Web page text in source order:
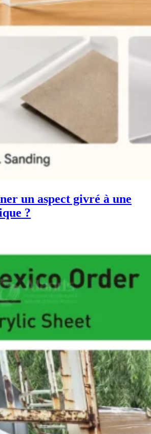
un aspect givré à une
?